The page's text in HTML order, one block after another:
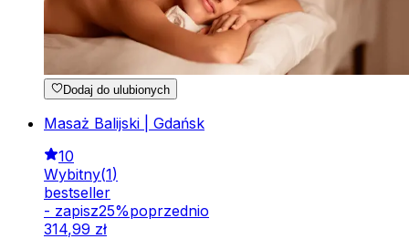
Dodaj do ulubionych
Masaż Balijski | Gdańsk
10
Wybitny(1)
bestseller
- zapisz25%poprzednio
314,99 zł